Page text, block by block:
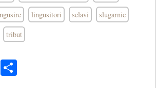
lingusitori sclavi slugarnic
tribut
Email